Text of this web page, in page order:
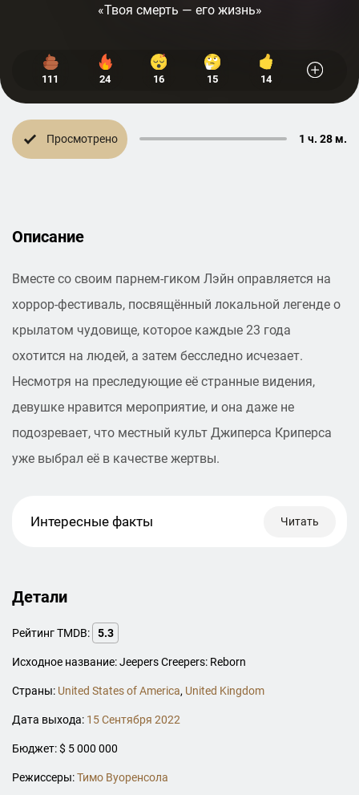
«Твоя смерть — его жизнь»
111 24 16 15 14
Просмотрено 1 ч. 28 м.
Описание
Вместе со своим парнем-гиком Лэйн оправляется на
хоррор-фестиваль, посвящённый локальной легенде о
крылатом чудовище, которое каждые 23 года
охотится на людей, а затем бесследно исчезает.
Несмотря на преследующие её странные видения,
девушке нравится мероприятие, и она даже не
подозревает, что местный культ Джиперса Криперса
уже выбрал её в качестве жертвы.
Интересные факты Читать
Детали
Рейтинг TMDB: 5.3
Исходное название: Jeepers Creepers: Reborn
Страны: United States of America, United Kingdom
Дата выхода: 15 Сентября 2022
Бюджет: $ 5 000 000
Режиссеры:Тимо Вуоренсола